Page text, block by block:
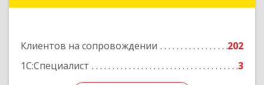
Клиентов на сопровождении
202
1С:Специалист
3
Подробнее